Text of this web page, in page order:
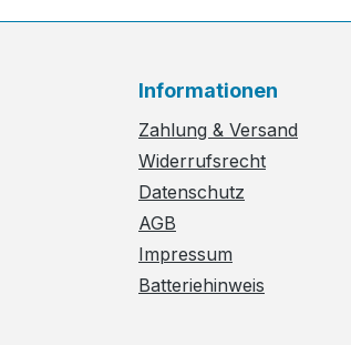
Informationen
Zahlung & Versand
Widerrufsrecht
Datenschutz
AGB
Impressum
Batteriehinweis